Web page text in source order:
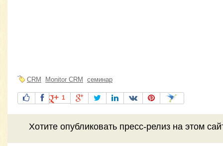
CRM Monitor CRM семинар
1
Хотите опубликовать пресс-релизна этом